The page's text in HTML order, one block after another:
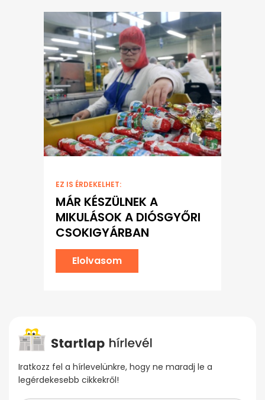
EZ IS ÉRDEKELHET:
MÁR KÉSZÜLNEK A
MIKULÁSOK A DIÓSGYŐRI
CSOKIGYÁRBAN
Elolvasom
Iratkozz fel a hírlevelünkre, hogy ne maradj le a
legérdekesebb cikkekről!